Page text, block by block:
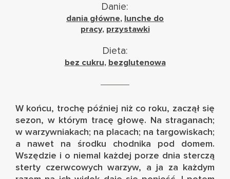
Danie:
dania główne, lunche do
pracy, przystawki
Dieta:
bez cukru, bezglutenowa
W końcu, trochę później niż co roku, zaczął się
sezon, w którym tracę głowę. Na straganach;
w warzywniakach; na placach; na targowiskach;
a nawet na środku chodnika pod domem.
Wszędzie i o niemal każdej porze dnia sterczą
sterty czerwcowych warzyw, a ja za każdym